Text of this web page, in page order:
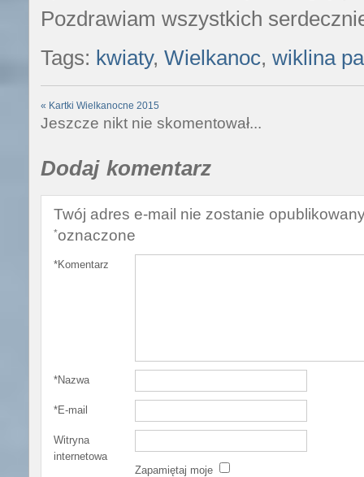
Pozdrawiam wszystkich
Tags: kwiaty, Wielkanoc, wiklina
« Kartki Wielkanocne 2015
Jeszcze nikt nie skomentował...
Dodaj komentarz
Twój adres e-mail nie zostanie
oznaczone
*
Komentarz
*
Nazwa
*
E-mail
*
Witryna
internetowa
Zapamiętaj moje